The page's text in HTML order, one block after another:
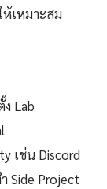
ห้เหมาะสม
Lab
เช่น Discord
Side Project